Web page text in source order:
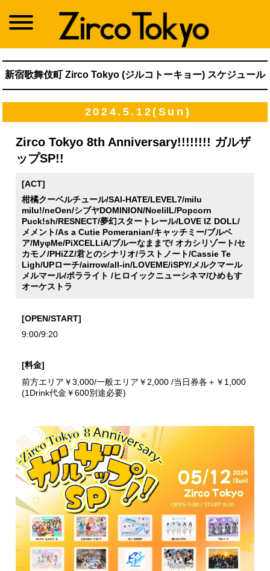
新宿歌舞伎町 Zirco Tokyo (ジルコトーキョー) スケジュール
2024.5.12(Sun)
Zirco Tokyo 8th Anniversary!!!!!!!! ガルザ
ップSP!!
[ACT]
柑橘クーベルチュール/SAI-HATE/LEVEL7/milu
milu!/neOen/シブヤDOMINION/NoelilL/Popcorn
Puck!sh/RESNECT/夢幻スタートレール/LOVE IZ DOLL/
メメント/As a Cutie Pomeranian/キャッチミー/ブルベ
ア/MyφMe/PiXCELLiA/ブルーなままで/ オカシリゾート/セ
カモノ/PHiZZ/君とのシナリオ/ラストノート/Cassie Te
Ligh/UPローチ/airrow/all-in/LOVEME/iSPY/メルクマール
メルマール/ポラライト /ヒロイックニューシネマ/ひめもす
オーケストラ
[OPEN/START]
9:00/9:20
[料金]
前方エリア￥3,000/一般エリア￥2,000 /当日券各＋￥1,000
(1Drink代金￥600別途必要)